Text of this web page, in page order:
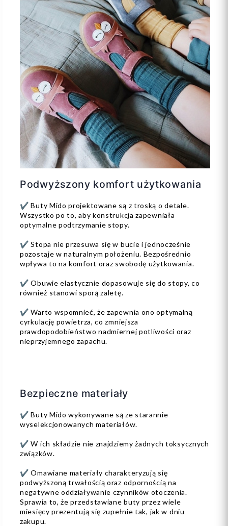
Podwyższony komfort użytkowania
✔️ Buty Mido projektowane są z troską o detale.
Wszystko po to, aby konstrukcja zapewniała
optymalne podtrzymanie stopy.
✔️ Stopa nie przesuwa się w bucie i jednocześnie
pozostaje w naturalnym położeniu. Bezpośrednio
wpływa to na komfort oraz swobodę użytkowania.
✔️ Obuwie elastycznie dopasowuje się do stopy, co
również stanowi sporą zaletę.
✔️ Warto wspomnieć, że zapewnia ono optymalną
cyrkulację powietrza, co zmniejsza
prawdopodobieństwo nadmiernej potliwości oraz
nieprzyjemnego zapachu.
Bezpieczne materiały
✔️ Buty Mido wykonywane są ze starannie
wyselekcjonowanych materiałów.
✔️ W ich składzie nie znajdziemy żadnych toksycznych
związków.
✔️ Omawiane materiały charakteryzują się
podwyższoną trwałością oraz odpornością na
negatywne oddziaływanie czynników otoczenia.
Sprawia to, że przedstawiane buty przez wiele
miesięcy prezentują się zupełnie tak, jak w dniu
zakupu.